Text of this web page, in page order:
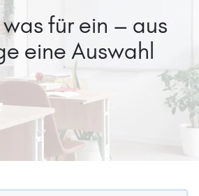
für ein – aus
eine Auswahl